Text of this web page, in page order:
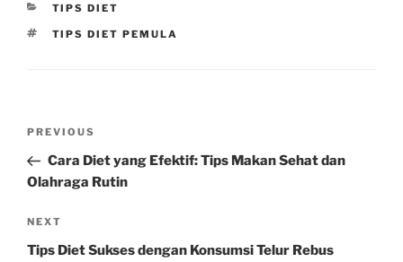
CATEGORIES
TIPS DIET
TAGS
TIPS DIET PEMULA
Previous
Post
PREVIOUS
Cara Diet yang Efektif: Tips Makan Sehat dan
Olahraga Rutin
Next
Post
NEXT
Tips Diet Sukses dengan Konsumsi Telur Rebus